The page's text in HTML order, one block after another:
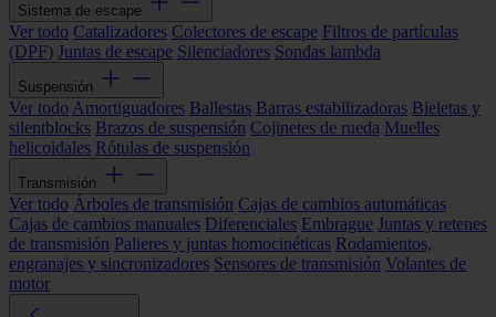
Sistema de escape
Ver todo Catalizadores Colectores de escape Filtros de partículas
(DPF) Juntas de escape Silenciadores Sondas lambda
Suspensión
Ver todo Amortiguadores Ballestas Barras estabilizadoras Bieletas y
silentblocks Brazos de suspensión Cojinetes de rueda Muelles
helicoidales Rótulas de suspensión
Transmisión
Ver todo Árboles de transmisión Cajas de cambios automáticas
Cajas de cambios manuales Diferenciales Embrague Juntas y retenes
de transmisión Palieres y juntas homocinéticas Rodamientos,
engranajes y sincronizadores Sensores de transmisión Volantes de
motor